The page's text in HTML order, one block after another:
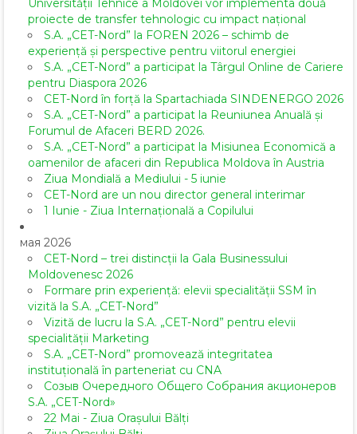
Universității Tehnice a Moldovei vor implementa două
proiecte de transfer tehnologic cu impact național
S.A. „CET-Nord” la FOREN 2026 – schimb de
experiență și perspective pentru viitorul energiei
S.A. „CET-Nord” a participat la Târgul Online de Cariere
pentru Diaspora 2026
CET-Nord în forță la Spartachiada SINDENERGO 2026
S.A. „CET-Nord” a participat la Reuniunea Anuală și
Forumul de Afaceri BERD 2026.
S.A. „CET-Nord” a participat la Misiunea Economică a
oamenilor de afaceri din Republica Moldova în Austria
Ziua Mondială a Mediului - 5 iunie
CET-Nord are un nou director general interimar
1 Iunie - Ziua Internațională a Copilului
мая 2026
CET-Nord – trei distincții la Gala Businessului
Moldovenesc 2026
Formare prin experiență: elevii specialității SSM în
vizită la S.A. „CET-Nord”
Vizită de lucru la S.A. „CET-Nord” pentru elevii
specialității Marketing
S.A. „CET-Nord” promovează integritatea
instituțională în parteneriat cu CNA
Созыв Очередного Общего Собрания акционеров
S.A. „CET-Nord»
22 Mai - Ziua Orașului Bălți